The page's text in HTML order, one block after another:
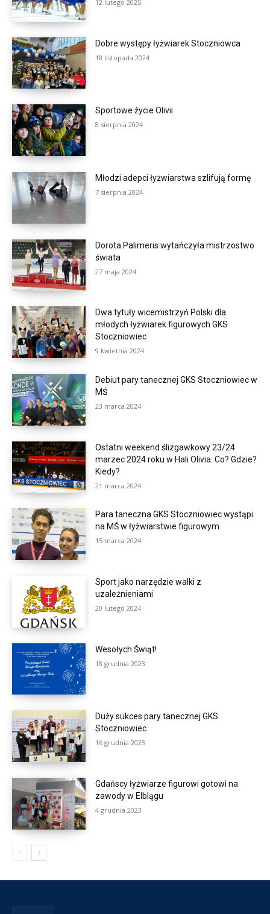
12 lutego 2025
Dobre występy łyżwiarek Stoczniowca
18 listopada 2024
Sportowe życie Olivii
8 sierpnia 2024
Młodzi adepci łyżwiarstwa szlifują formę
7 sierpnia 2024
Dorota Palimeris wytańczyła mistrzostwo
świata
27 maja 2024
Dwa tytuły wicemistrzyń Polski dla
młodych łyżwiarek figurowych GKS
Stoczniowiec
9 kwietnia 2024
Debiut pary tanecznej GKS Stoczniowiec w
MŚ
23 marca 2024
Ostatni weekend ślizgawkowy 23/24
marzec 2024 roku w Hali Olivia. Co? Gdzie?
Kiedy?
21 marca 2024
Para taneczna GKS Stoczniowiec wystąpi
na MŚ w łyżwiarstwie figurowym
15 marca 2024
Sport jako narzędzie walki z
uzależnieniami
20 lutego 2024
Wesołych Świąt!
18 grudnia 2023
Duży sukces pary tanecznej GKS
Stoczniowiec
16 grudnia 2023
Gdańscy łyżwiarze figurowi gotowi na
zawody w Elblągu
4 grudnia 2023